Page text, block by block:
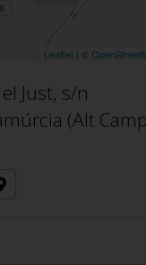
Leaflet | ©
Just, s/n
(Alt